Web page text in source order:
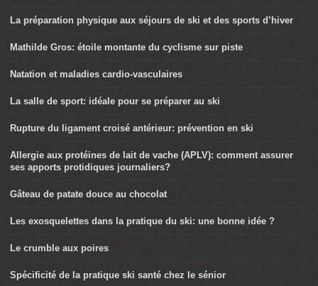
La préparation physique aux séjours de ski et des sports d’hiver
Mathilde Gros: étoile montante du cyclisme sur piste
Natation et maladies cardio-vasculaires
La salle de sport: idéale pour se préparer au ski
Rupture du ligament croisé antérieur: prévention en ski
Allergie aux protéines de lait de vache (APLV): comment assurer
ses apports protidiques journaliers?
Gâteau de patate douce au chocolat
Les exosquelettes dans la pratique du ski: une bonne idée ?
Le crumble aux poires
Spécificité de la pratique ski santé chez le sénior